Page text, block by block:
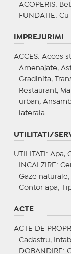
ACOPERIS:
FUNDATIE : Cu
IMPREJURIMI
ACCES: Acces
Amenajate,
Gradinita,
Restaurant,
urban,
laterala
UTILITATI/
UTILITATI : Apa,
INCALZIRE :
Gaze naturale;
Contor apa;
ACTE
ACTE DE
Cadastru,
DOBANDIRE :